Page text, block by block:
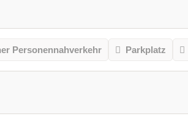
Personennahverkehr Parkplatz